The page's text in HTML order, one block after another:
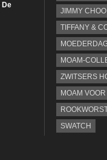
De
JIMMY CHOO
TIFFANY &
MOAM-
ZWITSERS
MOAM
SWATCH